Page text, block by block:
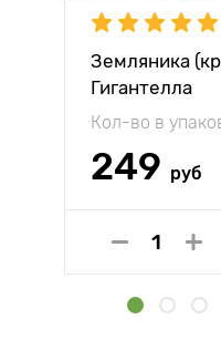
Земляника
Гигантелла
Кол-во в
249 руб